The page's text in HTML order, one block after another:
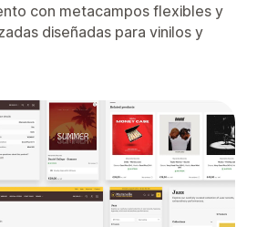
con metacampos flexibles y
diseñadas para vinilos y